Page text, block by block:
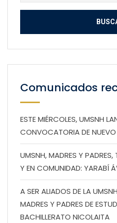
Comunicados
ESTE MIÉRCOLES, UMSNH
CONVOCATORIA DE NUEVO
UMSNH, MADRES Y
Y EN COMUNIDAD: YARABÍ
A SER ALIADOS DE LA
MADRES Y PADRES DE
BACHILLERATO NICOLAITA